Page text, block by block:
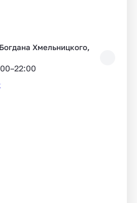
Хмельницкого,